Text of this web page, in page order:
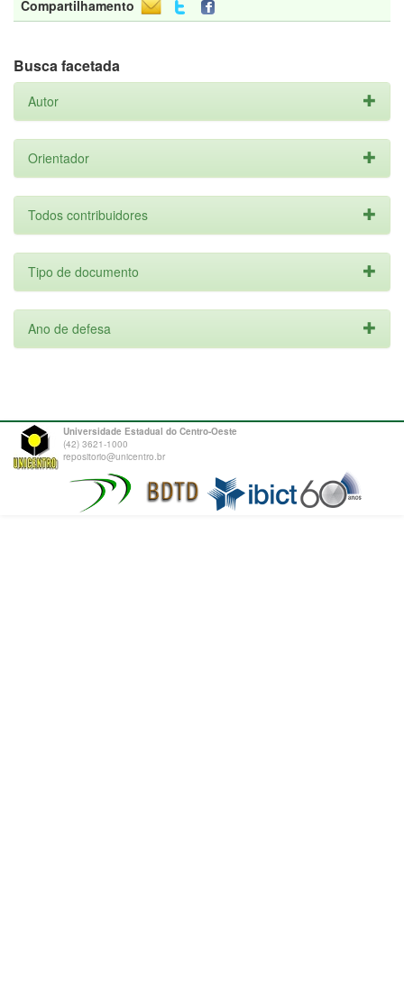
Compartilhamento
Busca facetada
Autor
Orientador
Todos contribuidores
Tipo de documento
Ano de defesa
Universidade Estadual do Centro-Oeste
(42) 3621-1000
repositorio@unicentro.br